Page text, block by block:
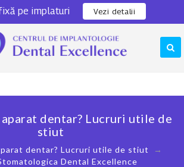
pe implaturi Vezi detaliiLocatie
dentar? Lucruri utile de
stiut
dentar? Lucruri utile de stiut
→
Dental Excellence